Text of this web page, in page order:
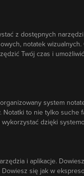
z dostępnych
notatek
Twój czas i
system
to nie tylko suche
dzięki
i aplikacje.
się jak w